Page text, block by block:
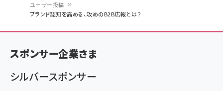
ン
く
ず
ユーザー投稿
ブランド認知を高める、攻めのB2B広報とは？
スポンサー企業さま
シルバースポンサー